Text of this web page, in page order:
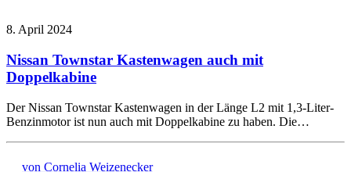
8. April 2024
Nissan Townstar Kastenwagen auch mit
Doppelkabine
Der Nissan Townstar Kastenwagen in der Länge L2 mit 1,3-Liter-
Benzinmotor ist nun auch mit Doppelkabine zu haben. Die…
von Cornelia Weizenecker